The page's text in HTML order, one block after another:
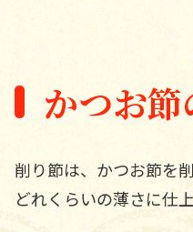
かつお
削り節は、かつお節を
どれくらいの薄さに仕